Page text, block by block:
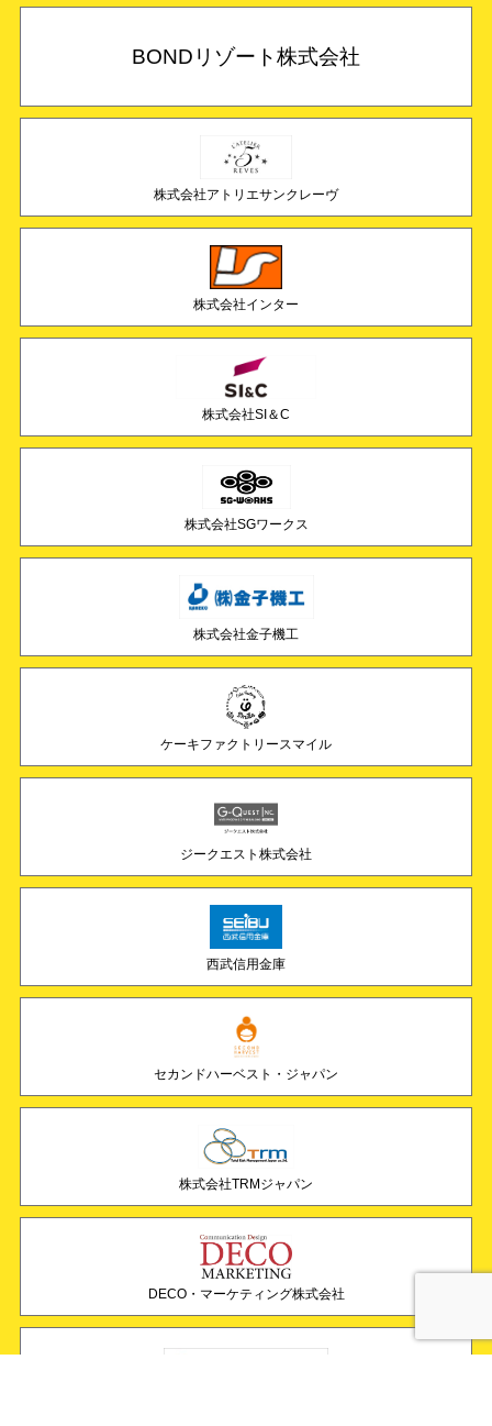
BONDリゾート株式会社
株式会社アトリエサンクレーヴ
株式会社インター
株式会社SI＆C
株式会社SGワークス
株式会社金子機工
ケーキファクトリースマイル
ジークエスト株式会社
西武信用金庫
セカンドハーベスト・ジャパン
株式会社TRMジャパン
DECO・マーケティング株式会社